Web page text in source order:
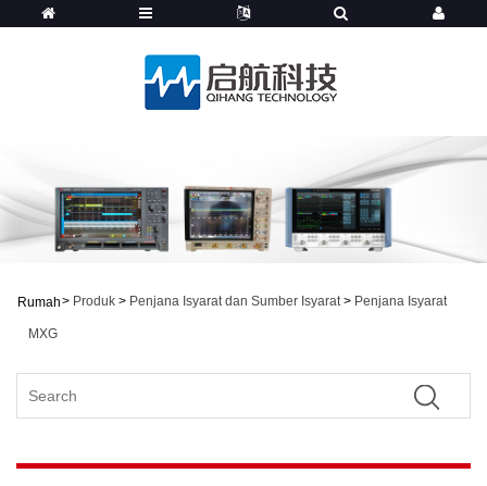
Rumah> Produk > Penjana Isyarat dan Sumber Isyarat > Penjana Isyarat
MXG